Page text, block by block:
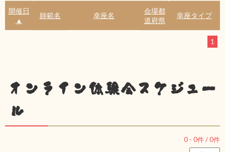
開催日
▲
師範名 幸座名
会場都
道府県
幸座タイプ
1
オンライン体験会スケジュー
ル
0 - 0件 /0件